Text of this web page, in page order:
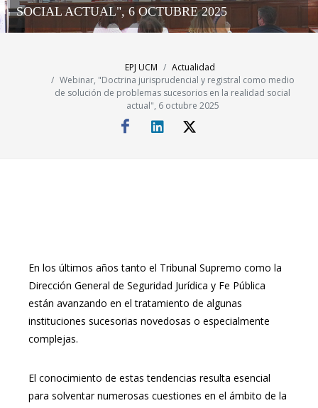
SOCIAL ACTUAL", 6 OCTUBRE 2025
EPJ UCM
Actualidad
Webinar, "Doctrina jurisprudencial y registral como medio
de solución de problemas sucesorios en la realidad social
actual", 6 octubre 2025
En los últimos años tanto el Tribunal Supremo como la
Dirección General de Seguridad Jurídica y Fe Pública
están avanzando en el tratamiento de algunas
instituciones sucesorias novedosas o especialmente
complejas.
El conocimiento de estas tendencias resulta esencial
para solventar numerosas cuestiones en el ámbito de la